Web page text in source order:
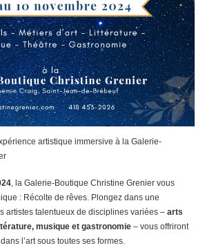
artistique immersive à la Galerie-
, la Galerie-Boutique Christine Grenier vous
: Récolte de rêves. Plongez dans une
artistes talentueux de disciplines variées – arts
musique et gastronomie – vous offriront
l’art sous toutes ses formes.